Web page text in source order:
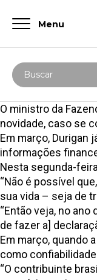
Menu
Digite abaixo sua
O ministro da
novidade, caso se
Em março, Durigan
informações
Nesta segunda-
“Não é possível
sua vida – seja de
“Então veja, no
de fazer a]
Em março, quando
como
“O contribuinte